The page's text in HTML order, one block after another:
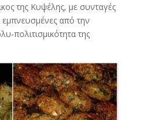
της Κυψέλης, με συνταγές
εμπνευσμένες από την
πολιτισμικότητα της